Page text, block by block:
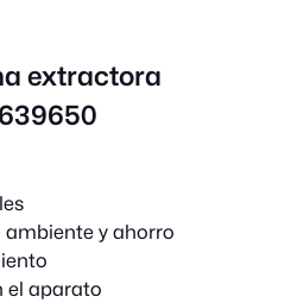
extractora
y ahorro
el aparato